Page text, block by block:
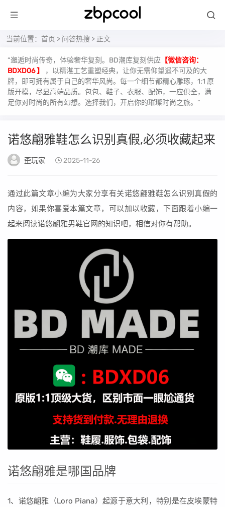
当前位置： 首页 > 问答热搜 > 正文
“邂逅时尚传奇，体验奢华复刻。BD潮库复刻供应 【微信咨询：
BDXD06 】
，以精湛工艺重塑经典，让你无需仰望遥不可及的大
牌，即可拥有属于自己的奢华风尚。每一个细节都精心雕琢，1:1 原
版开模，尽显高端品质。包包、鞋子、衣服、配饰，一应俱全，满
足你对时尚的所有幻想。选择我们，开启你的璀璨时尚之旅。”
诺悠翩雅鞋怎么识别真假,必须收藏起来
歪玩家 2025-11-26
通过此篇文章小编为大家分享有关诺悠翩雅鞋怎么识别真假的
内容，如果你喜爱本篇文章，可以加以收藏，下面跟着小编一
起来阅读诺悠翩雅男鞋官网的知识吧，相信对你有帮助。
诺悠翩雅是哪国品牌
1、诺悠翩雅（Loro Piana）起源于意大利，特别是在皮埃蒙特